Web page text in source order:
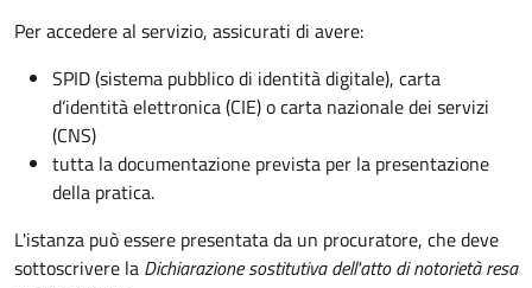
Per accedere al servizio, assicurati di avere:
SPID (sistema pubblico di identità digitale), carta
d’identità elettronica (CIE) o carta nazionale dei servizi
(CNS)
tutta la documentazione prevista per la presentazione
della pratica.
L'istanza può essere presentata da un procuratore, che deve
sottoscrivere la Dichiarazione sostitutiva dell'atto di notorietà resa